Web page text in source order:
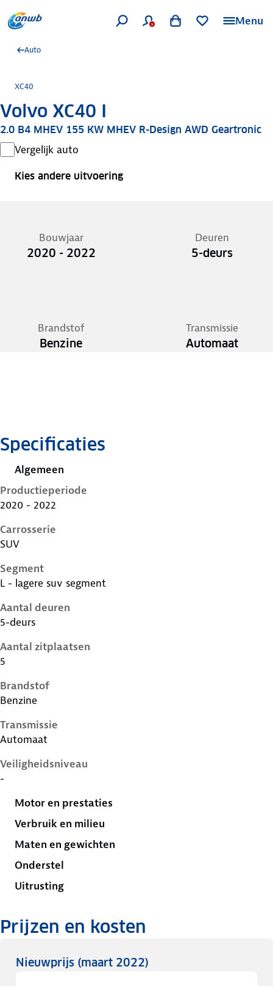
Menu
Auto
XC40
Volvo XC40 I
2.0 B4 MHEV 155 KW MHEV R-Design AWD Geartronic
Vergelijk auto
Kies andere uitvoering
Bouwjaar
2020 - 2022
Deuren
5-deurs
Brandstof
Benzine
Transmissie
Automaat
Specificaties
Algemeen
Productieperiode
2020 - 2022
Carrosserie
SUV
Segment
L - lagere suv segment
Aantal deuren
5-deurs
Aantal zitplaatsen
5
Brandstof
Benzine
Transmissie
Automaat
Veiligheidsniveau
-
Motor en prestaties
Verbruik en milieu
Maten en gewichten
Onderstel
Uitrusting
Prijzen en kosten
Nieuwprijs (maart 2022)